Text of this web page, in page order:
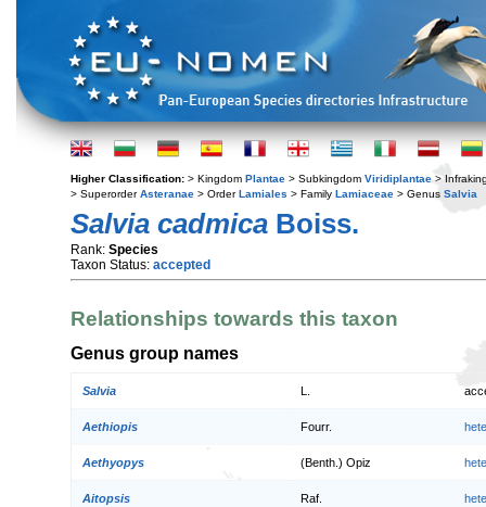
Higher Classification: > Kingdom Plantae > Subkingdom Viridiplantae >
> SuperorderAsteranae > OrderLamiales > Family Lamiaceae > Genus Salvia
Salvia cadmica Boiss.
Rank: Species
Taxon Status: accepted
Relationships towards this taxon
Genus group names
Salvia
Aethiopis Fourr.
Aethyopys (Benth.) Opiz
Aitopsis Raf.